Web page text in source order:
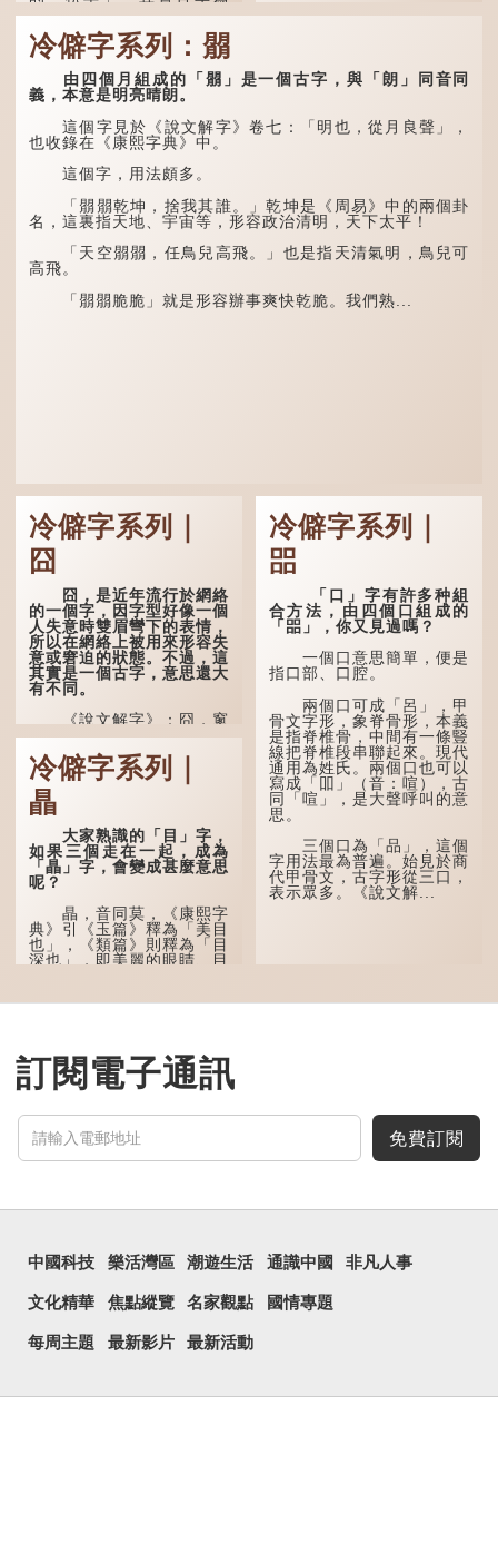
「掱手」。
清·徐珂《清稗類鈔．
盜賊類．掱手》記載：「滬
人呼翦綹賊曰掱手，猶言扒
手也，亦曰癟三碼子。」
其中「翦綹」即剪斷他
人衣帶以竊取錢物，是小偷
的舊稱。而「掱手」也就是
手多多，擅自拿別人東西的
意思了...
「又」和「双」比較
「叒」（音：若）原是
稱。 《說文解字·叒部》：
「叒，日初出東方湯谷所登
冷僻字系列：朤
由四個月組成的「朤」是一個古字，與「朗」同音同
義，本意是明亮晴朗。
這個字見於《說文解字》卷七：「明也，從月良聲」，
也收錄在《康熙字典》中。
這個字，用法頗多。
「朤朤乾坤，捨我其誰。」乾坤是《周易》中的兩個卦
名，這裏指天地、宇宙等，形容政治清明，天下太平！
「天空朤朤，任鳥兒高飛。」也是指天清氣明，鳥兒可
高飛。
「朤朤脆脆」就是形容辦事爽快乾脆。我們熟...
冷僻字系列｜
囧
囧，是近年流行於網絡
的一個字，因字型好像一個
人失意時雙眉彎下的表情，
所以在網絡上被用來形容失
意或窘迫的狀態。不過，這
其實是一個古字，意思還大
有不同。
《說文解字》：囧，窻
牖丽廔闿明。象形，本義是
透光通明的窗戶，跟「囪」
一樣都是「窗」的象形字。
甲骨文中又用作地名，古書
中的「黍于囧」表示在囧地
種黍。
這個古字十分少用，直
至21世紀，網絡上開始流
行表情符號，這個字也被網
民當做表情符號來用。
囧字的「八」像一對委
屈的八字眉模樣，「口」像
驚訝、窘迫...
冷僻字系列｜
瞐
大家熟識的「目」字，
如果三個走在一起，成為
「瞐」字，會變成甚麼意思
呢？
瞐，音同莫，《康熙字
典》引《玉篇》釋為「美目
也」，《類篇》則釋為「目
深也」，即美麗的眼睛、目
多年前，蘋果手機推出
能，便用上「瞐」這個字，
表達iPhone12有由8位提
升至10位HDR影片拍攝功
色，達到專...
冷僻字系列｜
㗊
「口」字有許多种組
合方法，由四個口組成的
「㗊」，你又見過嗎？
一個口意思簡單，便是
指口部、口腔。
兩個口可成「呂」，甲
骨文字形，象脊骨形，本義
是指脊椎骨，中間有一條豎
線把脊椎段串聯起來。現代
通用為姓氏。兩個口也可以
寫成「吅」（音：喧），古
同「喧」，是大聲呼叫的意
思。
三個口為「品」，這個
字用法最為普遍。始見於商
代甲骨文，古字形從三口，
表示眾多。《說文解...
訂閱電子通訊
免費訂閱
中國科技 樂活灣區 潮遊生活 通識中國 非凡人事
文化精華 焦點縱覽 名家觀點 國情專題
每周主題 最新影片 最新活動